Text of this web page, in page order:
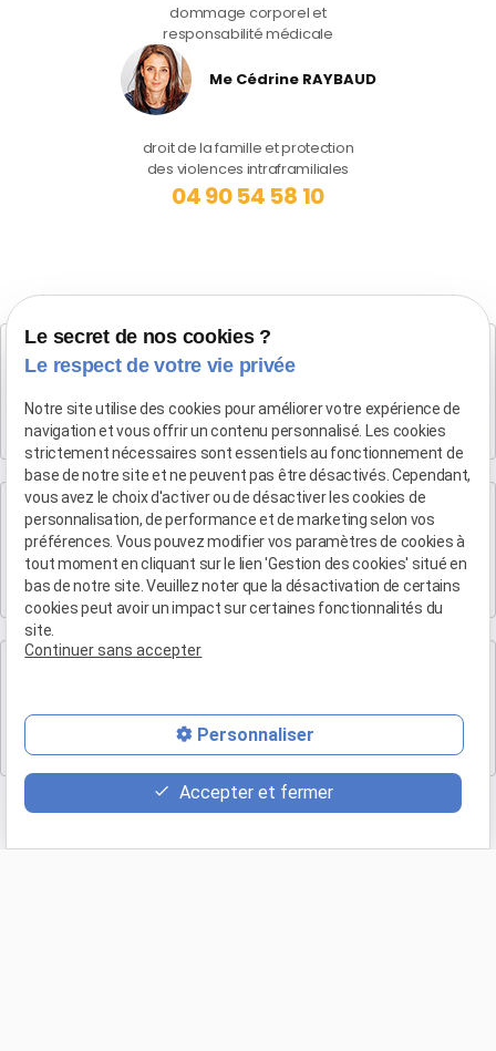
dommage corporel et
responsabilité médicale
Me Cédrine RAYBAUD
droit de la famille et protection
des violences intraframiliales
04 90 54 58 10
Cabinet SALON DE PROVENCE
Maître Patrice HUMBERT
282 Boulevard Foch
13300 SALON-DE-PROVENCE
Cabinet d'Aix-en-Provence
Maître Patrice HUMBERT
4 rue du Quatre-Septembre
13100 AIX EN PROVENCE
Cabinet de Marseille
19 Bd Arthur Michaud
13015 MARSEILLE
Le secret de nos cookies ?
Le respect de votre vie privée
Notre site utilise des cookies pour améliorer votre expérience de
navigation et vous offrir un contenu personnalisé. Les cookies
strictement nécessaires sont essentiels au fonctionnement de
base de notre site et ne peuvent pas être désactivés. Cependant,
vous avez le choix d'activer ou de désactiver les cookies de
personnalisation, de performance et de marketing selon vos
préférences. Vous pouvez modifier vos paramètres de cookies à
tout moment en cliquant sur le lien 'Gestion des cookies' situé en
bas de notre site. Veuillez noter que la désactivation de certains
cookies peut avoir un impact sur certaines fonctionnalités du
site.
Continuer sans accepter
Personnaliser
Accepter et fermer